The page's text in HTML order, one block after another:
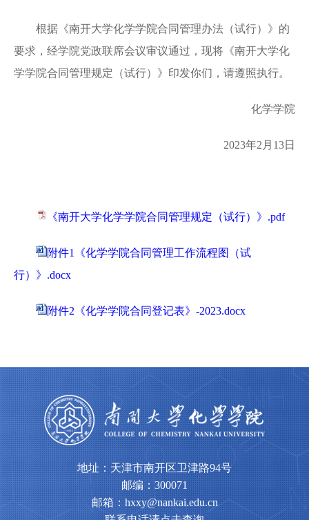
根据《南开大学化学学院合同管理办法（试行）》的
要求，经学院党政联席会议审议通过，现将《南开大学化
学学院合同管理规定（试行）》印发你们，请遵照执行。
化学学院
2023年2月13日
《南开大学化学学院合同管理规定（试行）》.pdf
附件1《化学学院合同管理工作流程图（试
行）》.docx
附件2《化学学院合同登记表》-2023.docx
地址：天津市南开区卫津路94号
邮编：300071
邮箱：hxxy@nankai.edu.cn